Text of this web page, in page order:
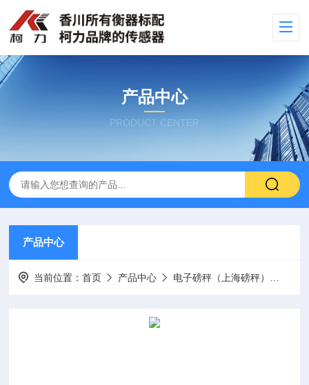
产品中心
PRODUCT CENTER
产品中心
当前位置：首页 产品中心 电子磅秤（上海磅秤）